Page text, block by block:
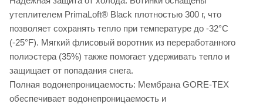
утеплителем PrimaLoft® Black плотностью 300 г, что
позволяет сохранять тепло при температуре до -32°C
(-25°F). Мягкий флисовый воротник из переработанного
полиэстера (35%) также помогает удерживать тепло и
защищает от попадания снега.
Полная водонепроницаемость: Мембрана GORE-TEX
обеспечивает водонепроницаемость и